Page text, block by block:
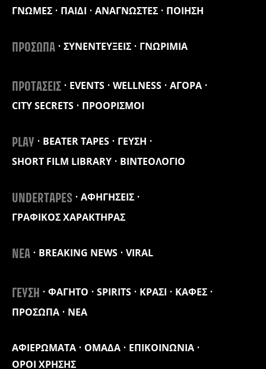
ΓΝΩΜΕΣ
ΠΑΙΔΙ ΑΝΑΓΝΩΣΤΕΣ ΠΟΙΗΣΗ
ΠΡΟΣΩΠΑ ΣΥΝΕΝΤΕΥΞΕΙΣ ΓΝΩΡΙΜΙΑ
ΑΦΙΕΡΩΜΑΤΑ ΟΜΑΔΑ
ΕΠΙΚΟΙΝΩΝΙΑ
ΟΡΟΙ ΧΡΗΣΗΣ
ΠΡΟΤΑΣΕΙΣ EVENTS WELLNESS
ΑΓΟΡΑ
CITY SECRETS
ΠΡΟΟΡΙΣΜΟΙ
PLAY BEATER TAPES
ΓΕΥΣΗ
SHORT FILM LIBRARY
ΒΙΝΤΕΟΛΟΓΙΟ
UNDERTAPES
ΑΦΗΓΗΣΕΙΣ
ΓΡΑΦΙΚΟΣ ΧΑΡΑΚΤΗΡΑΣ
ΝΕΑ BREAKING NEWS VIRAL
ΓΕΥΣΗ ΦΑΓΗΤΟ SPIRITS ΚΡΑΣΙ
ΚΑΦΕΣ
ΠΡΟΣΩΠΑ
ΝΕΑ